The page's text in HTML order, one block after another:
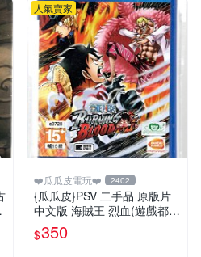
人氣賣家
❤️瓜瓜皮電玩❤️ 2402
{瓜瓜皮}PSV 二手品 原版片
中文版 海賊王 烈血(遊戲都有
回收)
$350